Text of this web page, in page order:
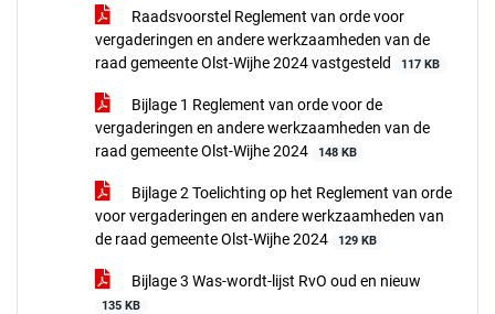
Raadsvoorstel Reglement van orde voor
vergaderingen en andere werkzaamheden van de
raad gemeente Olst-Wijhe 2024 vastgesteld
117 KB
Bijlage 1 Reglement van orde voor de
vergaderingen en andere werkzaamheden van de
raad gemeente Olst-Wijhe 2024
148 KB
Bijlage 2 Toelichting op het Reglement van orde
voor vergaderingen en andere werkzaamheden van
de raad gemeente Olst-Wijhe 2024
129 KB
Bijlage 3 Was-wordt-lijst RvO oud en nieuw
135 KB